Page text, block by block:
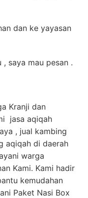
dan ke yayasan
saya mau pesan .
Kranji dan
jasa aqiqah
, jual kambing
aqiqah di daerah
warga
Kami. Kami hadir
kemudahan
Paket Nasi Box